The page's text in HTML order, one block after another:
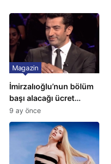
İmirzalıoğlu’nun bölüm
başı alacağı ücret
Türkiye’de bir ilk:
Gözünü 2 ilçeye dikti!
Magazin
9 ay önce